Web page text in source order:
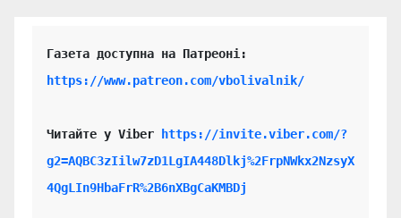
https://www.patreon.com/vbolivalnik/
Читайте у Viber
https://invite.viber.com/?
g2=AQBC3zIilw7zD1LgIA448Dlkj%2FrpNWkx2NzsyX
4QgLIn9HbaFrR%2B6nXBgCaKMBDj